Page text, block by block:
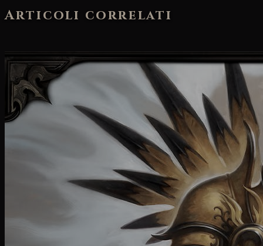
Articoli correlati